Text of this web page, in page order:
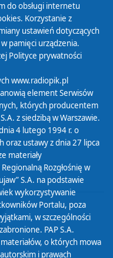
do obsługi internetu
Korzystanie z
ustawień dotyczących
pamięci urządzenia.
Polityce prywatności
www.radiopik.pl
element Serwisów
których producentem
z siedzibą w Warszawie.
4 lutego 1994 r. o
oraz ustawy z dnia 27 lipca
materiały
Rozgłośnię w
S.A. na podstawie
wykorzystywanie
Portalu, poza
w szczególności
PAP S.A.
o których mowa
i prawach